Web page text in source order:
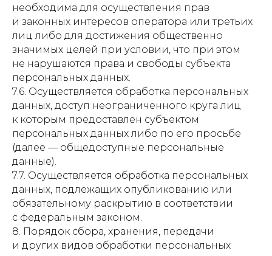
необходима для осуществления прав
и законных интересов оператора или третьих
лиц либо для достижения общественно
значимых целей при условии, что при этом
не нарушаются права и свободы субъекта
персональных данных.
7.6. Осуществляется обработка персональных
данных, доступ неограниченного круга лиц
к которым предоставлен субъектом
персональных данных либо по его просьбе
(далее — общедоступные персональные
данные).
7.7. Осуществляется обработка персональных
данных, подлежащих опубликованию или
обязательному раскрытию в соответствии
с федеральным законом.
8. Порядок сбора, хранения, передачи
и других видов обработки персональных